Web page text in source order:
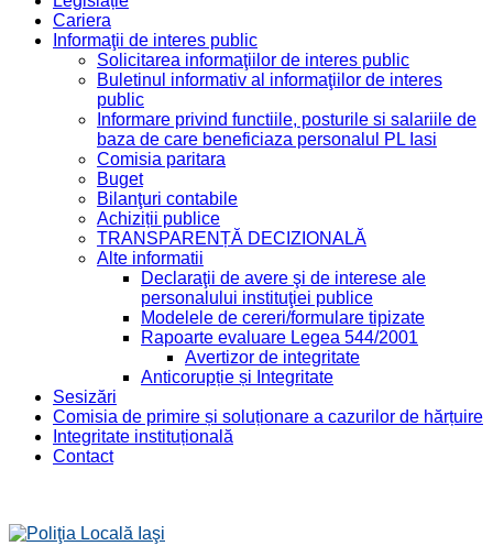
Cariera
Informaţii de interes public
Solicitarea informaţiilor de interes public
Buletinul informativ al informaţiilor de interes
public
Informare privind functiile, posturile si salariile de
baza de care beneficiaza personalul PL Iasi
Comisia paritara
Buget
Bilanţuri contabile
Achiziții publice
TRANSPARENȚĂ DECIZIONALĂ
Alte informatii
Declaraţii de avere şi de interese ale
personalului instituţiei publice
Modelele de cereri/formulare tipizate
Rapoarte evaluare Legea 544/2001
Avertizor de integritate
Anticorupție și Integritate
Sesizări
Comisia de primire și soluționare a cazurilor de hărțuire
Integritate instituțională
Contact